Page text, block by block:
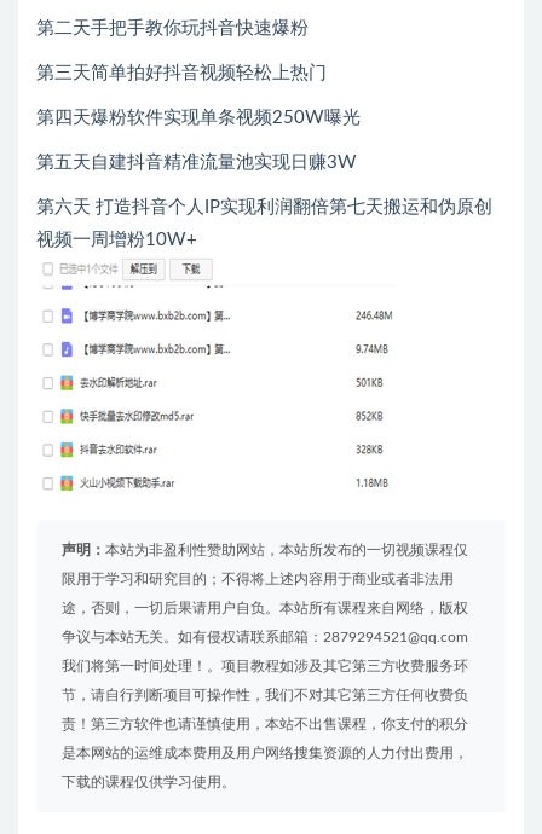
第二天手把手教你玩抖音快速爆粉
第三天简单拍好抖音视频轻松上热门
第四天爆粉软件实现单条视频250W曝光
第五天自建抖音精准流量池实现日赚3W
第六天 打造抖音个人IP实现利润翻倍第七天搬运和伪原创
视频一周增粉10W+
声明： 本站为非盈利性赞助网站，本站所发布的一切视频课程仅
限用于学习和研究目的；不得将上述内容用于商业或者非法用
途，否则，一切后果请用户自负。本站所有课程来自网络，版权
争议与本站无关。如有侵权请联系邮箱：2879294521@qq.com
我们将第一时间处理！。项目教程如涉及其它第三方收费服务环
节，请自行判断项目可操作性，我们不对其它第三方任何收费负
责！第三方软件也请谨慎使用，本站不出售课程，你支付的积分
是本网站的运维成本费用及用户网络搜集资源的人力付出费用，
下载的课程仅供学习使用。